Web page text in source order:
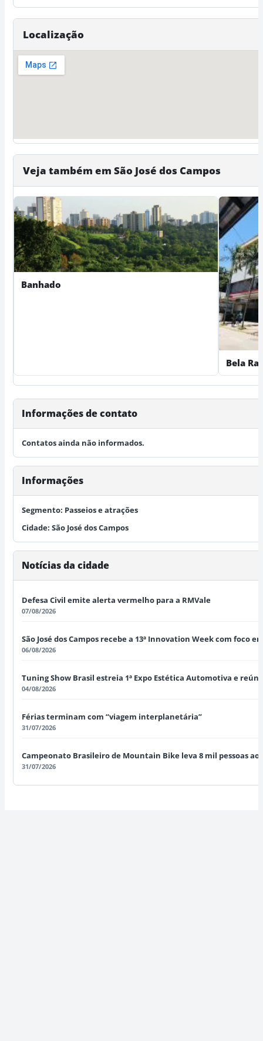
Localização
Veja também em São José dos Campos
Banhado
Bela
Informações de contato
Contatos ainda não informados.
Informações
Segmento: Passeios e atrações
Cidade: São José dos Campos
Notícias da cidade
Defesa Civil emite alerta vermelho para a RMVale
07/08/2026
São José dos Campos recebe a 13ª Innovation Week com
06/08/2026
Tuning Show Brasil estreia 1ª Expo Estética Automotiva e
04/08/2026
Férias terminam com “viagem interplanetária”
31/07/2026
Campeonato Brasileiro de Mountain Bike leva 8 mil pessoas
31/07/2026